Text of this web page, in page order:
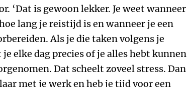
‘Dat is gewoon lekker. Je weet wanneer
lang je reistijd is en wanneer je een
Als je die taken volgens je
elke dag precies of je alles hebt kunnen
Dat scheelt zoveel stress. Dan
met je werk en heb je tijd voor een